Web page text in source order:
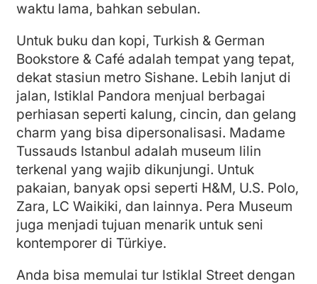
waktu lama, bahkan sebulan.
Untuk buku dan kopi, Turkish & German
Bookstore & Café adalah tempat yang tepat,
dekat stasiun metro Sishane. Lebih lanjut di
jalan, Istiklal Pandora menjual berbagai
perhiasan seperti kalung, cincin, dan gelang
charm yang bisa dipersonalisasi. Madame
Tussauds Istanbul adalah museum lilin
terkenal yang wajib dikunjungi. Untuk
pakaian, banyak opsi seperti H&M, U.S. Polo,
Zara, LC Waikiki, dan lainnya. Pera Museum
juga menjadi tujuan menarik untuk seni
kontemporer di Türkiye.
Anda bisa memulai tur Istiklal Street dengan